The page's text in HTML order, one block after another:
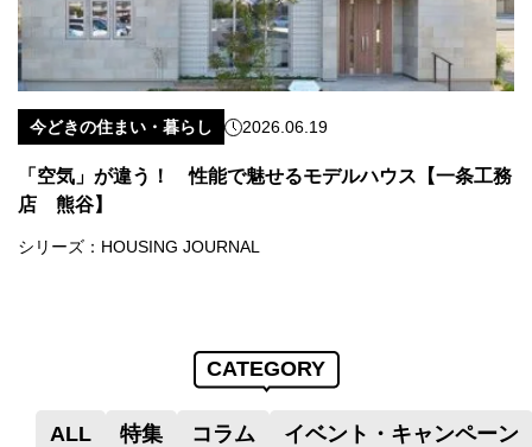
今どきの住まい・暮らし 2026.06.19
「空気」が違う！ 性能で魅せるモデルハウス【一条工務
店 熊谷】
シリーズ： HOUSING JOURNAL
CATEGORY
ALL 特集 コラム イベント・キャンペーン